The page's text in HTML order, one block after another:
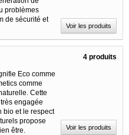
problèmes
de sécurité et
Voir les produits
Eco comme
comme
Cette
engagée
bio et le respect
propose
être.
4 produits
Voir les produits